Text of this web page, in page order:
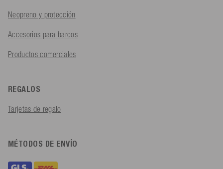
Neopreno y protección
Accesorios para barcos
Productos comerciales
REGALOS
Tarjetas de regalo
MÉTODOS DE ENVÍO